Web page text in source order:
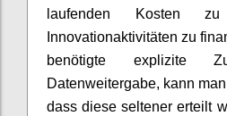
laufenden Kosten
Innovationaktivitäten zu
benötigte explizite
Datenweitergabe, kann
dass diese seltener erteilt